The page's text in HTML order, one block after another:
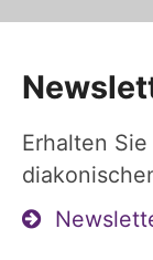
Erhalten